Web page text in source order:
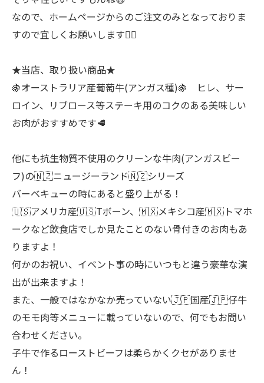
なので、ホームページからのご注文のみとなっておりま
すので宜しくお願いします🙇‍♂
★当店、取り扱い商品★
🍇オーストラリア産葡萄牛(アンガス種)🍇 ヒレ、サー
ロイン、リブロース等ステーキ用のコクのある美味しい
お肉がおすすめです🥩
他にも抗生物質不使用のクリーンな牛肉(アンガスビー
フ)の🇳🇿ニュージーランド🇳🇿シリーズ
バーベキューの時にあると盛り上がる！
🇺🇸アメリカ産🇺🇸Tボーン、🇲🇽メキシコ産🇲🇽トマホ
ークなど飲食店でしか見たことのない骨付きのお肉もあ
りますよ！
何かのお祝い、イベント事の時にいつもと違う豪華な演
出が出来ますよ！
また、一般ではなかなか売っていない🇯🇵国産🇯🇵仔牛
のモモ肉等メニューに載っていないので、何でもお問い
合わせください。
子牛で作るローストビーフは柔らかくクセがありませ
ん！